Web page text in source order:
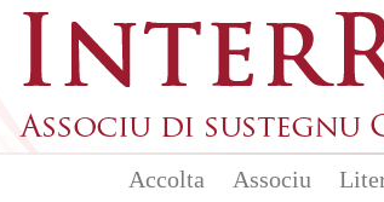
Accolta Associu